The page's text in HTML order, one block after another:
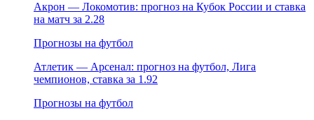
Акрон — Локомотив: прогноз на Кубок России и ставка
на матч за 2.28
Прогнозы на футбол
Атлетик — Арсенал: прогноз на футбол, Лига
чемпионов, ставка за 1.92
Прогнозы на футбол